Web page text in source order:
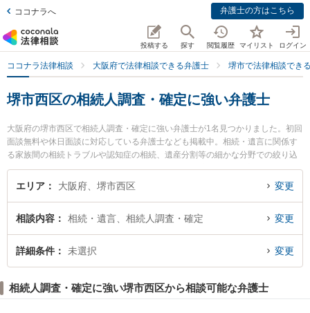
ココナラへ 弁護士の方はこちら
投稿する 探す 閲覧履歴 マイリスト ログイン
ココナラ法律相談 大阪府で法律相談できる弁護士 堺市で法律相談でき
堺市西区の相続人調査・確定に強い弁護士
大阪府の堺市西区で相続人調査・確定に強い弁護士が1名見つかりました。初回
面談無料や休日面談に対応している弁護士なども掲載中。相続・遺言に関係す
る家族間の相続トラブルや認知症の相続、遺産分割等の細かな分野での絞り込
み検索もでき便利です。特に堺鳳法律事務所の熊谷 章弁護士のプロフィール情
報や弁護士費用、強みなどが注目されています。『堺市西区で土日や夜間に発
談無料で相続人調査・確定を法律相談できる堺市西区内の弁護士に相談予約し
たい』などでお困りの相談者さんにおすすめです。
エリア 大阪府、堺市西区 変更
相談内容 相続・遺言、相続人調査・確定 変更
詳細条件 未選択 変更
相続人調査・確定に強い堺市西区から相談可能な弁護士